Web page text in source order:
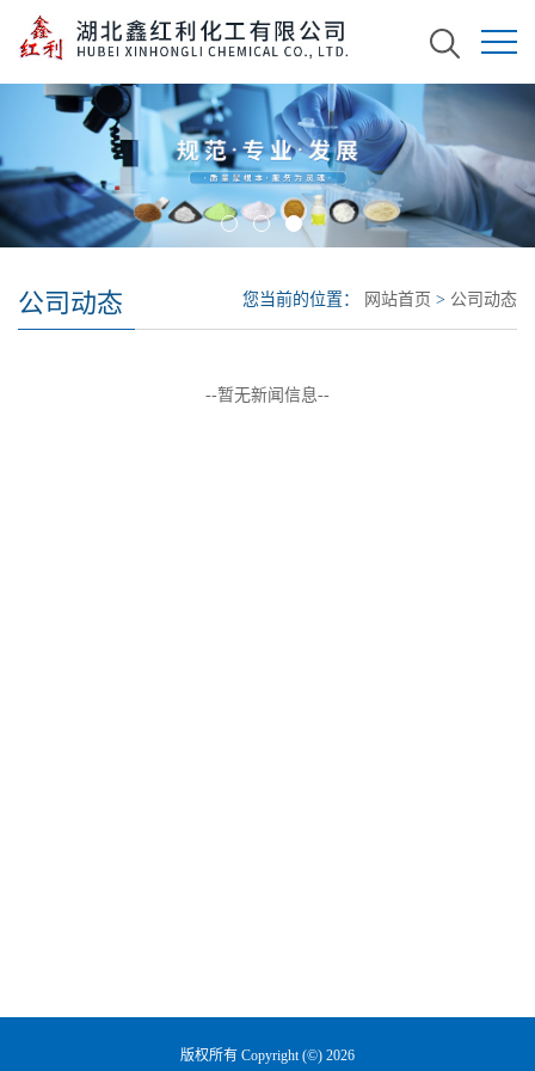
公司动态 您当前的位置： 网站首页 > 公司动态
--暂无新闻信息--
版权所有 Copyright (©) 2026